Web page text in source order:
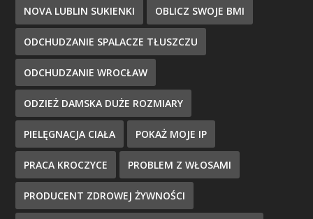
NOVA LUBLIN SUKIENKI OBLICZ SWOJE BMI
ODCHUDZANIE SPALACZE TŁUSZCZU
ODCHUDZANIE WROCŁAW
ODZIEŻ DAMSKA DUŻE ROZMIARY
PIELĘGNACJA CIAŁA POKAŻ MOJE IP
PRACA KROCZYCE PROBLEM Z WŁOSAMI
PRODUCENT ZDROWEJ ŻYWNOŚCI